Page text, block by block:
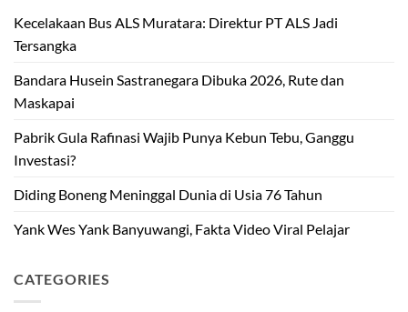
Kecelakaan Bus ALS Muratara: Direktur PT ALS Jadi
Tersangka
Bandara Husein Sastranegara Dibuka 2026, Rute dan
Maskapai
Pabrik Gula Rafinasi Wajib Punya Kebun Tebu, Ganggu
Investasi?
Diding Boneng Meninggal Dunia di Usia 76 Tahun
Yank Wes Yank Banyuwangi, Fakta Video Viral Pelajar
CATEGORIES